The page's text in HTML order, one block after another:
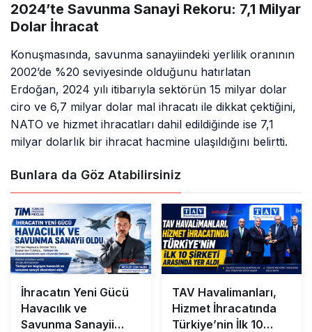
2024’te Savunma Sanayi Rekoru: 7,1 Milyar
Dolar İhracat
Konuşmasında, savunma sanayiindeki yerlilik oranının
2002’de %20 seviyesinde olduğunu hatırlatan
Erdoğan, 2024 yılı itibarıyla sektörün 15 milyar dolar
ciro ve 6,7 milyar dolar mal ihracatı ile dikkat çektiğini,
NATO ve hizmet ihracatları dahil edildiğinde ise 7,1
milyar dolarlık bir ihracat hacmine ulaşıldığını belirtti.
Bunlara da Göz Atabilirsiniz
İhracatın Yeni Gücü
Havacılık ve
Savunma Sanayii
TAV Havalimanları,
Hizmet İhracatında
Türkiye’nin İlk 10